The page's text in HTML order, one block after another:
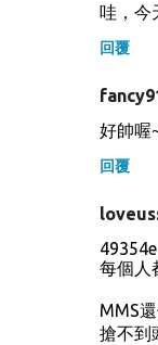
哇，今
回覆
好帥喔
回覆
49354e
每個人
MMS
搶不到